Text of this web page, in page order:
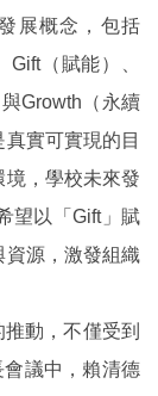
展概念，包括
（賦能）、
Growth（永續
實可實現的目
，學校未來發
望以「Gift」賦
資源，激發組織
動，不僅受到
議中，賴清德